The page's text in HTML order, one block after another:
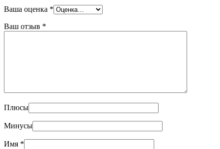
Ваша оценка *
Ваш отзыв *
Плюсы
Минусы
Имя *